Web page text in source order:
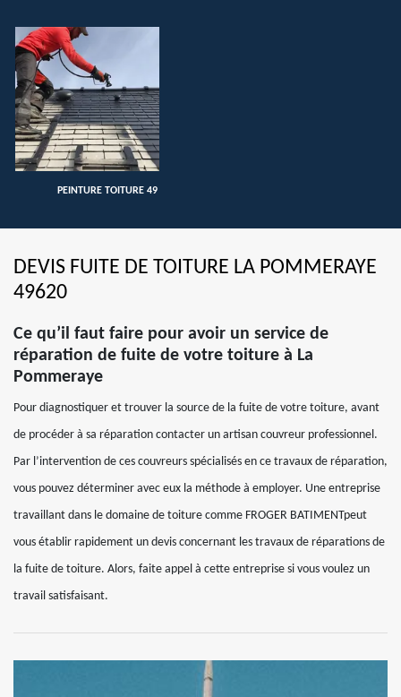
PEINTURE TOITURE 49
DEVIS FUITE DE TOITURE LA POMMERAYE
49620
Ce qu’il faut faire pour avoir un service de
réparation de fuite de votre toiture à La
Pommeraye
Pour diagnostiquer et trouver la source de la fuite de votre toiture, avant
de procéder à sa réparation contacter un artisan couvreur professionnel.
Par l’intervention de ces couvreurs spécialisés en ce travaux de réparation,
vous pouvez déterminer avec eux la méthode à employer. Une entreprise
travaillant dans le domaine de toiture comme FROGER BATIMENTpeut
vous établir rapidement un devis concernant les travaux de réparations de
la fuite de toiture. Alors, faite appel à cette entreprise si vous voulez un
travail satisfaisant.